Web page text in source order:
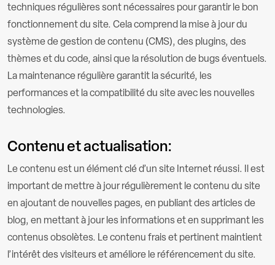
techniques régulières sont nécessaires pour garantir le bon
fonctionnement du site. Cela comprend la mise à jour du
système de gestion de contenu (CMS), des plugins, des
thèmes et du code, ainsi que la résolution de bugs éventuels.
La maintenance régulière garantit la sécurité, les
performances et la compatibilité du site avec les nouvelles
technologies.
Contenu et actualisation:
Le contenu est un élément clé d’un site Internet réussi. Il est
important de mettre à jour régulièrement le contenu du site
en ajoutant de nouvelles pages, en publiant des articles de
blog, en mettant à jour les informations et en supprimant les
contenus obsolètes. Le contenu frais et pertinent maintient
l’intérêt des visiteurs et améliore le référencement du site.